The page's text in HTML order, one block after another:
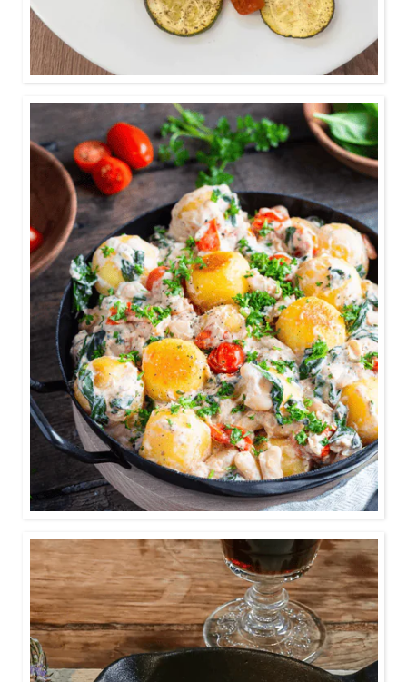
0:30
Mit cremiger Sauce und Tomaten, Spinat und
Bohnen.
0:25
Ein schnelles Pfannengericht, für Vegetarier geeignet
und ganz leicht mit Alternativ-Produkten zu einer